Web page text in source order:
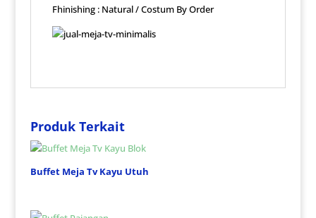
Fhinishing : Natural / Costum By Order
Produk Terkait
Buffet Meja Tv Kayu Utuh